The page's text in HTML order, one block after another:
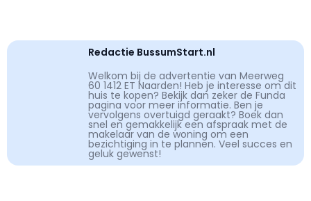
Redactie BussumStart.nl
Welkom bij de advertentie van Meerweg
60 1412 ET Naarden! Heb je interesse om dit
huis te kopen? Bekijk dan zeker de Funda
pagina voor meer informatie. Ben je
vervolgens overtuigd geraakt? Boek dan
snel en gemakkelijk een afspraak met de
makelaar van de woning om een
bezichtiging in te plannen. Veel succes en
geluk gewenst!